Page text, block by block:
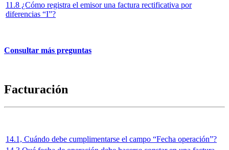
11.8 ¿Cómo registra el emisor una factura rectificativa por
diferencias “I”?
Consultar más preguntas
Facturación
14.1, Cuándo debe cumplimentarse el campo “Fecha operación”?